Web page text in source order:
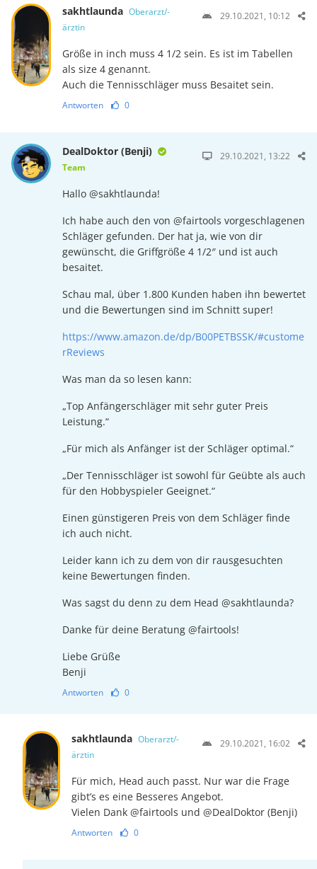
sakhtlaunda Oberarzt/-
ärztin
29.10.2021, 10:12
Größe in inch muss 4 1/2 sein. Es ist im Tabellen
als size 4 genannt.
Auch die Tennisschläger muss Besaitet sein.
Antworten 0
DealDoktor (Benji)
Team
29.10.2021, 13:22
Hallo @sakhtlaunda!
Ich habe auch den von @fairtools vorgeschlagenen
Schläger gefunden. Der hat ja, wie von dir
gewünscht, die Griffgröße 4 1/2″ und ist auch
besaitet.
Schau mal, über 1.800 Kunden haben ihn bewertet
und die Bewertungen sind im Schnitt super!
https://www.amazon.de/dp/B00PETBSSK/#custome
rReviews
Was man da so lesen kann:
„Top Anfängerschläger mit sehr guter Preis
Leistung.“
„Für mich als Anfänger ist der Schläger optimal.“
„Der Tennisschläger ist sowohl für Geübte als auch
für den Hobbyspieler Geeignet.“
Einen günstigeren Preis von dem Schläger finde
ich auch nicht.
Leider kann ich zu dem von dir rausgesuchten
keine Bewertungen finden.
Was sagst du denn zu dem Head @sakhtlaunda?
Danke für deine Beratung @fairtools!
Liebe Grüße
Benji
Antworten 0
sakhtlaunda Oberarzt/-
ärztin
29.10.2021, 16:02
Für mich, Head auch passt. Nur war die Frage
gibt’s es eine Besseres Angebot.
Vielen Dank @fairtools und @DealDoktor (Benji)
Antworten 0